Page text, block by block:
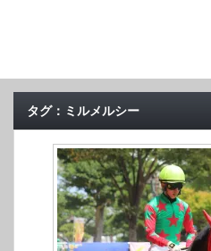
タグ：ミルメルシー